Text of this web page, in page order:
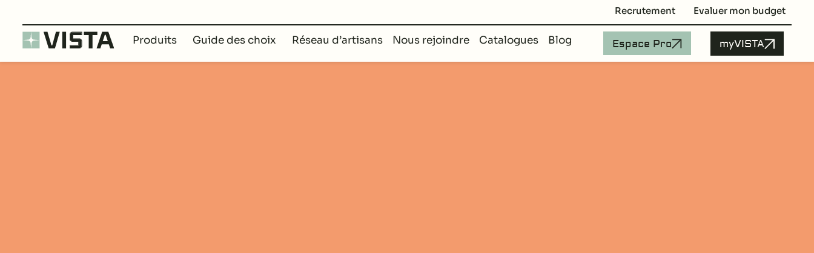
Recrutement Evaluer mon budget
Produits Guide des choix Réseau d’artisans Nous rejoindre Catalogues Blog Espace Pro myVISTA
Opération couleurs